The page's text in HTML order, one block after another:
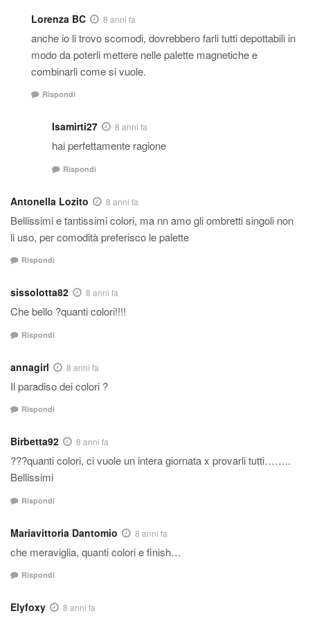
Lorenza BC 8 anni fa
anche io li trovo scomodi, dovrebbero farli tutti depottabili in
modo da poterli mettere nelle palette magnetiche e
combinarli come si vuole.
Rispondi
Isamirti27 8 anni fa
hai perfettamente ragione
Rispondi
Antonella Lozito 8 anni fa
Bellissimi e tantissimi colori, ma nn amo gli ombretti singoli non
li uso, per comodità preferisco le palette
Rispondi
sissolotta82 8 anni fa
Che bello ?quanti colori!!!!
Rispondi
annagirl 8 anni fa
Il paradiso dei colori ?
Rispondi
Birbetta92 8 anni fa
???quanti colori, ci vuole un intera giornata x provarli tutti……..
Bellissimi
Rispondi
Mariavittoria Dantomio 8 anni fa
che meraviglia, quanti colori e finish…
Rispondi
Elyfoxy 8 anni fa